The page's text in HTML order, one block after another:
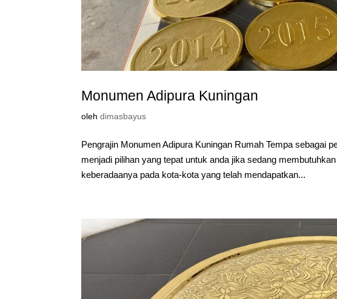
Monumen Adipura Kuningan
olehdimasbayus
Pengrajin Monumen Adipura Kuningan Rumah Tempa sebagai
menjadi pilihan yang tepat untuk anda jika sedang
keberadaanya pada kota-kota yang telah mendapatkan...